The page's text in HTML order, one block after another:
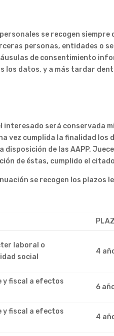
se recogen
personas, entidades o
de consentimiento
los datos, y a más tardar
interesado será conservada
vez cumplida la finalidad
disposición de las AAPP,
de éstas, cumplido el
se recogen los plazos
laboral o
social
4
y fiscal a efectos
6
y fiscal a efectos
4